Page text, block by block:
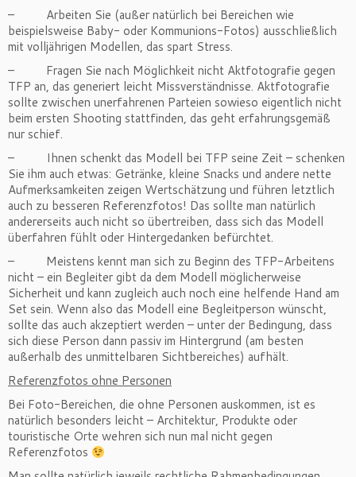
– Arbeiten Sie (außer natürlich bei Bereichen wie
beispielsweise Baby- oder Kommunions-Fotos) ausschließlich
mit volljährigen Modellen, das spart Stress.
– Fragen Sie nach Möglichkeit nicht Aktfotografie gegen
TFP an, das generiert leicht Missverständnisse. Aktfotografie
sollte zwischen unerfahrenen Parteien sowieso eigentlich nicht
beim ersten Shooting stattfinden, das geht erfahrungsgemäß
nur schief.
– Ihnen schenkt das Modell bei TFP seine Zeit – schenken
Sie ihm auch etwas: Getränke, kleine Snacks und andere nette
Aufmerksamkeiten zeigen Wertschätzung und führen letztlich
auch zu besseren Referenzfotos! Das sollte man natürlich
andererseits auch nicht so übertreiben, dass sich das Modell
überfahren fühlt oder Hintergedanken befürchtet.
– Meistens kennt man sich zu Beginn des TFP-Arbeitens
nicht – ein Begleiter gibt da dem Modell möglicherweise
Sicherheit und kann zugleich auch noch eine helfende Hand am
Set sein. Wenn also das Modell eine Begleitperson wünscht,
sollte das auch akzeptiert werden – unter der Bedingung, dass
sich diese Person dann passiv im Hintergrund (am besten
außerhalb des unmittelbaren Sichtbereiches) aufhält.
Referenzfotos ohne Personen
Bei Foto-Bereichen, die ohne Personen auskommen, ist es
natürlich besonders leicht – Architektur, Produkte oder
touristische Orte wehren sich nun mal nicht gegen
Referenzfotos